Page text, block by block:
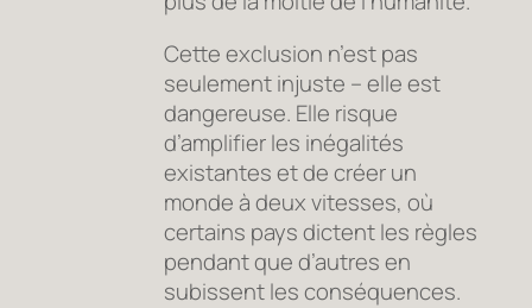
Cette exclusion n’est pas
seulement injuste – elle est
dangereuse. Elle risque
d’amplifier les inégalités
existantes et de créer un
monde à deux vitesses, où
certains pays dictent les règles
pendant que d’autres en
subissent les conséquences.